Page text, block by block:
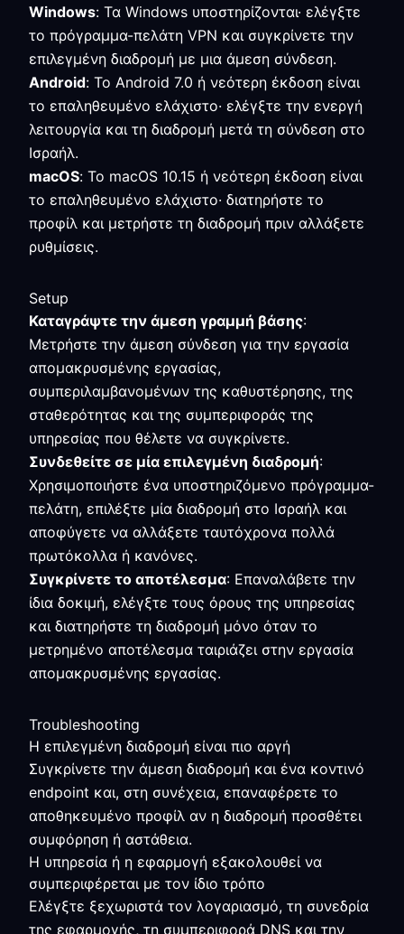
Windows: Τα Windows υποστηρίζονται· ελέγξτε
το πρόγραμμα-πελάτη VPN και συγκρίνετε την
επιλεγμένη διαδρομή με μια άμεση σύνδεση.
Android: Το Android 7.0 ή νεότερη έκδοση είναι
το επαληθευμένο ελάχιστο· ελέγξτε την ενεργή
λειτουργία και τη διαδρομή μετά τη σύνδεση στο
Ισραήλ.
macOS: Το macOS 10.15 ή νεότερη έκδοση είναι
το επαληθευμένο ελάχιστο· διατηρήστε το
προφίλ και μετρήστε τη διαδρομή πριν αλλάξετε
ρυθμίσεις.
Setup
Καταγράψτε την άμεση γραμμή βάσης:
Μετρήστε την άμεση σύνδεση για την εργασία
απομακρυσμένης εργασίας,
συμπεριλαμβανομένων της καθυστέρησης, της
σταθερότητας και της συμπεριφοράς της
υπηρεσίας που θέλετε να συγκρίνετε.
Συνδεθείτε σε μία επιλεγμένη διαδρομή:
Χρησιμοποιήστε ένα υποστηριζόμενο πρόγραμμα-
πελάτη, επιλέξτε μία διαδρομή στο Ισραήλ και
αποφύγετε να αλλάξετε ταυτόχρονα πολλά
πρωτόκολλα ή κανόνες.
Συγκρίνετε το αποτέλεσμα: Επαναλάβετε την
ίδια δοκιμή, ελέγξτε τους όρους της υπηρεσίας
και διατηρήστε τη διαδρομή μόνο όταν το
μετρημένο αποτέλεσμα ταιριάζει στην εργασία
απομακρυσμένης εργασίας.
Troubleshooting
Η επιλεγμένη διαδρομή είναι πιο αργή
Συγκρίνετε την άμεση διαδρομή και ένα κοντινό
endpoint και, στη συνέχεια, επαναφέρετε το
αποθηκευμένο προφίλ αν η διαδρομή προσθέτει
συμφόρηση ή αστάθεια.
Η υπηρεσία ή η εφαρμογή εξακολουθεί να
συμπεριφέρεται με τον ίδιο τρόπο
Ελέγξτε ξεχωριστά τον λογαριασμό, τη συνεδρία
της εφαρμογής, τη συμπεριφορά DNS και την